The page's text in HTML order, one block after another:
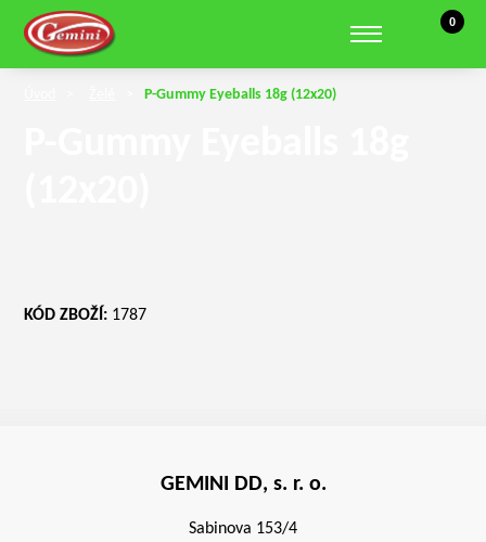
Zobrazit hledání
0
Košík, 0
P-Gummy Eyeballs 18g (12x20)
KÓD ZBOŽÍ: 1787
GEMINI DD, s. r. o.
Sabinova 153/4